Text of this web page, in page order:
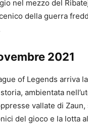
nel mezzo del
della guerra
2021
of Legends arriva
ambientata
vallate di
del gioco e la lotta